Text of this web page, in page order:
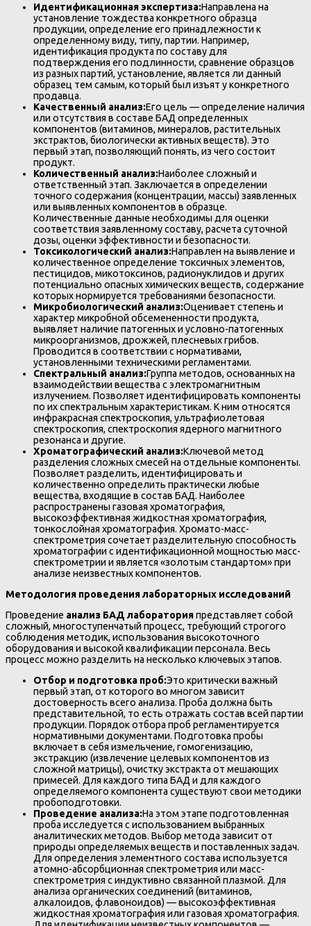
Идентификационная экспертиза:Направлена на
установление тождества конкретного образца
продукции, определение его принадлежности к
определенному виду, типу, партии. Например,
идентификация продукта по составу для
подтверждения его подлинности, сравнение образцов
из разных партий, установление, является ли данный
образец тем самым, который был изъят у конкретного
продавца.
Качественный анализ:Его цель — определение наличия
или отсутствия в составе БАД определенных
компонентов (витаминов, минералов, растительных
экстрактов, биологически активных веществ). Это
первый этап, позволяющий понять, из чего состоит
продукт.
Количественный анализ:Наиболее сложный и
ответственный этап. Заключается в определении
точного содержания (концентрации, массы) заявленных
или выявленных компонентов в образце.
Количественные данные необходимы для оценки
соответствия заявленному составу, расчета суточной
дозы, оценки эффективности и безопасности.
Токсикологический анализ:Направлен на выявление и
количественное определение токсичных элементов,
пестицидов, микотоксинов, радионуклидов и других
потенциально опасных химических веществ, содержание
которых нормируется требованиями безопасности.
Микробиологический анализ:Оценивает степень и
характер микробной обсемененности продукта,
выявляет наличие патогенных и условно-патогенных
микроорганизмов, дрожжей, плесневых грибов.
Проводится в соответствии с нормативами,
установленными техническими регламентами.
Спектральный анализ:Группа методов, основанных на
взаимодействии вещества с электромагнитным
излучением. Позволяет идентифицировать компоненты
по их спектральным характеристикам. К ним относятся
инфракрасная спектроскопия, ультрафиолетовая
спектроскопия, спектроскопия ядерного магнитного
резонанса и другие.
Хроматографический анализ:Ключевой метод
разделения сложных смесей на отдельные компоненты.
Позволяет разделить, идентифицировать и
количественно определить практически любые
вещества, входящие в состав БАД. Наиболее
распространены газовая хроматография,
высокоэффективная жидкостная хроматография,
тонкослойная хроматография. Хромато-масс-
спектрометрия сочетает разделительную способность
хроматографии с идентификационной мощностью масс-
спектрометрии и является «золотым стандартом» при
анализе неизвестных компонентов.
Методология проведения лабораторных исследований
Проведение анализ БАД лабораторияпредставляет собой
сложный, многоступенчатый процесс, требующий строгого
соблюдения методик, использования высокоточного
оборудования и высокой квалификации персонала. Весь
процесс можно разделить на несколько ключевых этапов.
Отбор и подготовка проб:Это критически важный
первый этап, от которого во многом зависит
достоверность всего анализа. Проба должна быть
представительной, то есть отражать состав всей партии
продукции. Порядок отбора проб регламентируется
нормативными документами. Подготовка пробы
включает в себя измельчение, гомогенизацию,
экстракцию (извлечение целевых компонентов из
сложной матрицы), очистку экстракта от мешающих
примесей. Для каждого типа БАД и для каждого
определяемого компонента существуют свои методики
пробоподготовки.
Проведение анализа:На этом этапе подготовленная
проба исследуется с использованием выбранных
аналитических методов. Выбор метода зависит от
природы определяемых веществ и поставленных задач.
Для определения элементного состава используется
атомно-абсорбционная спектрометрия или масс-
спектрометрия с индуктивно связанной плазмой. Для
анализа органических соединений (витаминов,
алкалоидов, флавоноидов) — высокоэффективная
жидкостная хроматография или газовая хроматография.